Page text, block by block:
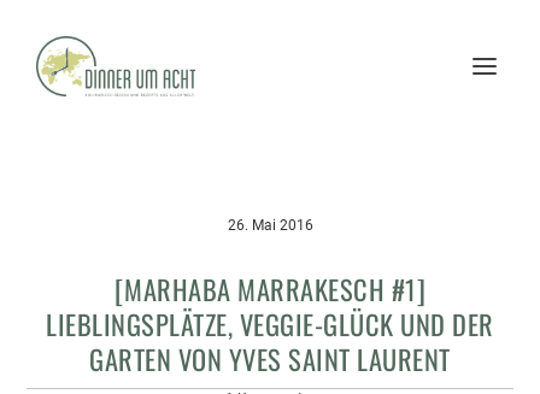
26. Mai 2016
[MARHABA MARRAKESCH #1]
LIEBLINGSPLÄTZE, VEGGIE-GLÜCK UND DER
GARTEN VON YVES SAINT LAURENT